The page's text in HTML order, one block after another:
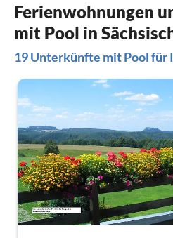
Ferienwohnungen
mit Pool in
19 Unterkünfte mit Pool für